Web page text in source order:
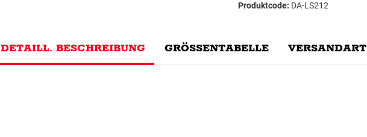
Produktcode: DA-LS212
DETAILL. BESCHREIBUNG GRÖSSENTABELLE VERSANDART